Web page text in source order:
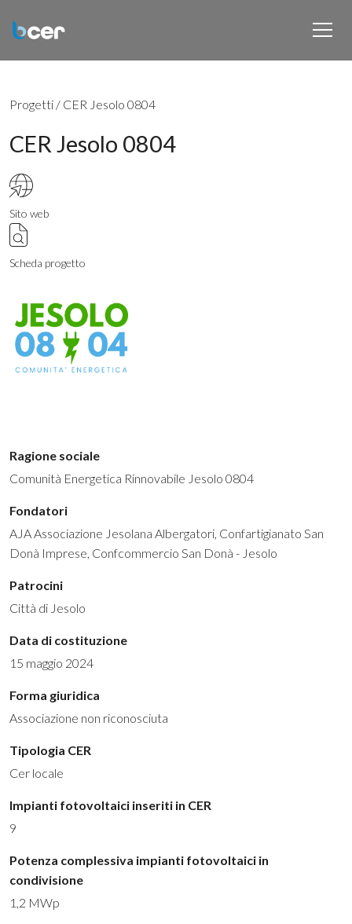
Progetti / CER Jesolo 0804
CER Jesolo 0804
Sito web
Scheda progetto
Ragione sociale
Comunità Energetica Rinnovabile Jesolo 0804
Fondatori
AJA Associazione Jesolana Albergatori, Confartigianato San
Donà Imprese, Confcommercio San Donà - Jesolo
Patrocini
Città di Jesolo
Data di costituzione
15 maggio 2024
Forma giuridica
Associazione non riconosciuta
Tipologia CER
Cer locale
Impianti fotovoltaici inseriti in CER
9
Potenza complessiva impianti fotovoltaici in
condivisione
1,2 MWp